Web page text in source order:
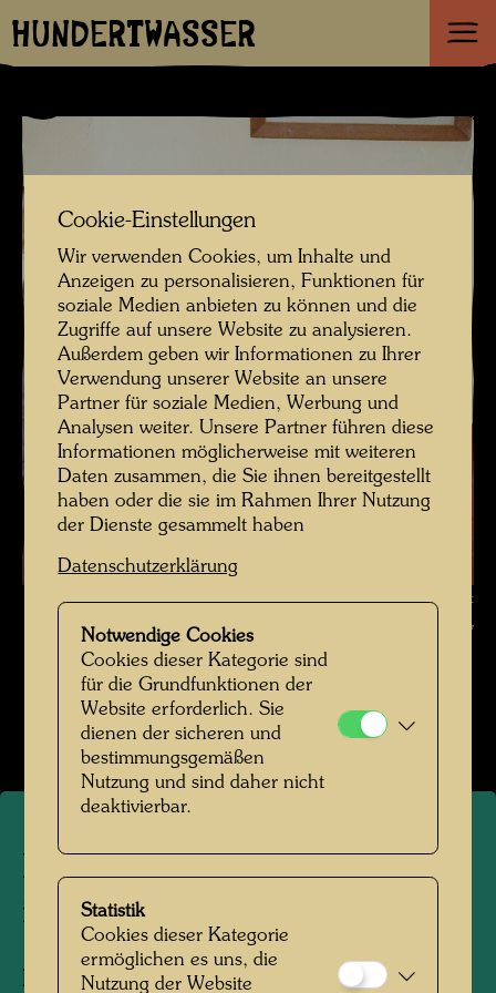
HUNDERTWASSER
Elsa Stowasser vor einem ihrer Gemälde , Fotograf: Unbekannt
Unknown © Hundertwasser Archiv
Familienfotos
Bildergalerie öffnen
Elsa Stowasser vor einem
ihrer Gemälde
Personen am Foto:Elsa Stowasser
Cookie-Einstellungen
Wir verwenden Cookies, um Inhalte und
Anzeigen zu personalisieren, Funktionen für
soziale Medien anbieten zu können und die
Zugriffe auf unsere Website zu analysieren.
Außerdem geben wir Informationen zu Ihrer
Verwendung unserer Website an unsere
Partner für soziale Medien, Werbung und
Analysen weiter. Unsere Partner führen diese
Informationen möglicherweise mit weiteren
Daten zusammen, die Sie ihnen bereitgestellt
haben oder die sie im Rahmen Ihrer Nutzung
der Dienste gesammelt haben
Datenschutzerklärung
Notwendige Cookies
Cookies dieser Kategorie sind
für die Grundfunktionen der
Website erforderlich. Sie
dienen der sicheren und
bestimmungsgemäßen
Nutzung und sind daher nicht
deaktivierbar.
Statistik
Cookies dieser Kategorie
ermöglichen es uns, die
Nutzung der Website